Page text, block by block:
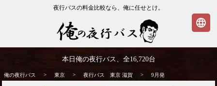
夜行バスの料金比較なら、俺に任せとけ。
| 俺の夜行バス
本日俺の夜行バス、全16,720台
俺の夜行バス > 東京 > 夜行バス 東京 滋賀 > 9月発
language